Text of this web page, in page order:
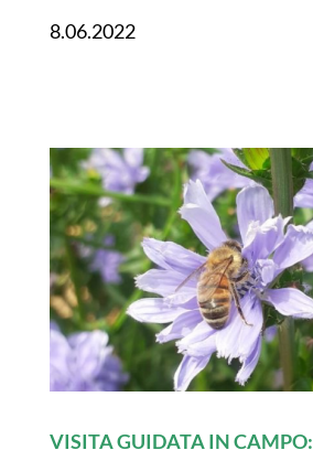
8.06.2022
VISITA GUIDATA IN CAMPO: